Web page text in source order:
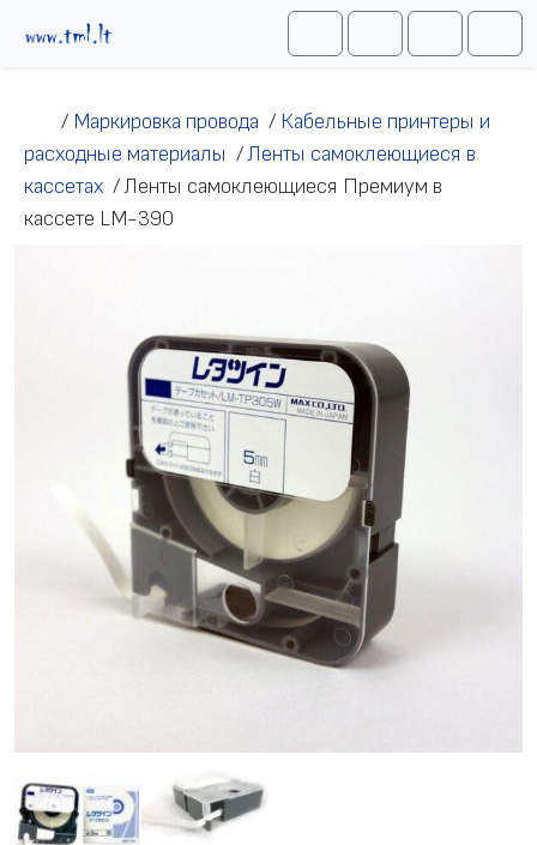
SearchAccountCart
/ Маркировка провода / Кабельные принтеры и
расходные материалы /Ленты самоклеющиеся в
кассетах /Ленты самоклеющиеся Премиум в
кассете LM-390